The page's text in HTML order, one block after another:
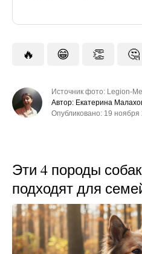
🔥 😁 👏 🤔
Источник фото: Legion-
Автор: Екатерина
Опубликовано: 19 ноября
Эти 4 породы
подходят для